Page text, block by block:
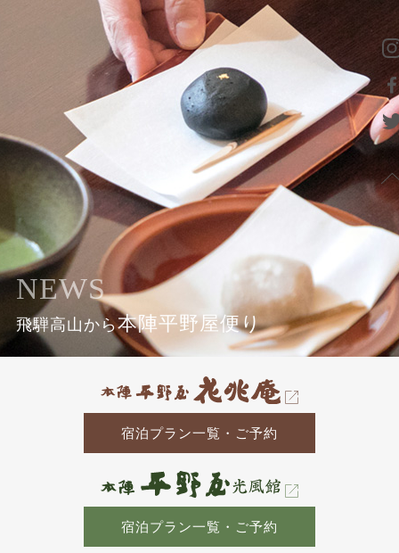
NEWS
飛騨高山から本陣平野屋便り
宿泊プラン一覧・ご予約
宿泊プラン一覧・ご予約